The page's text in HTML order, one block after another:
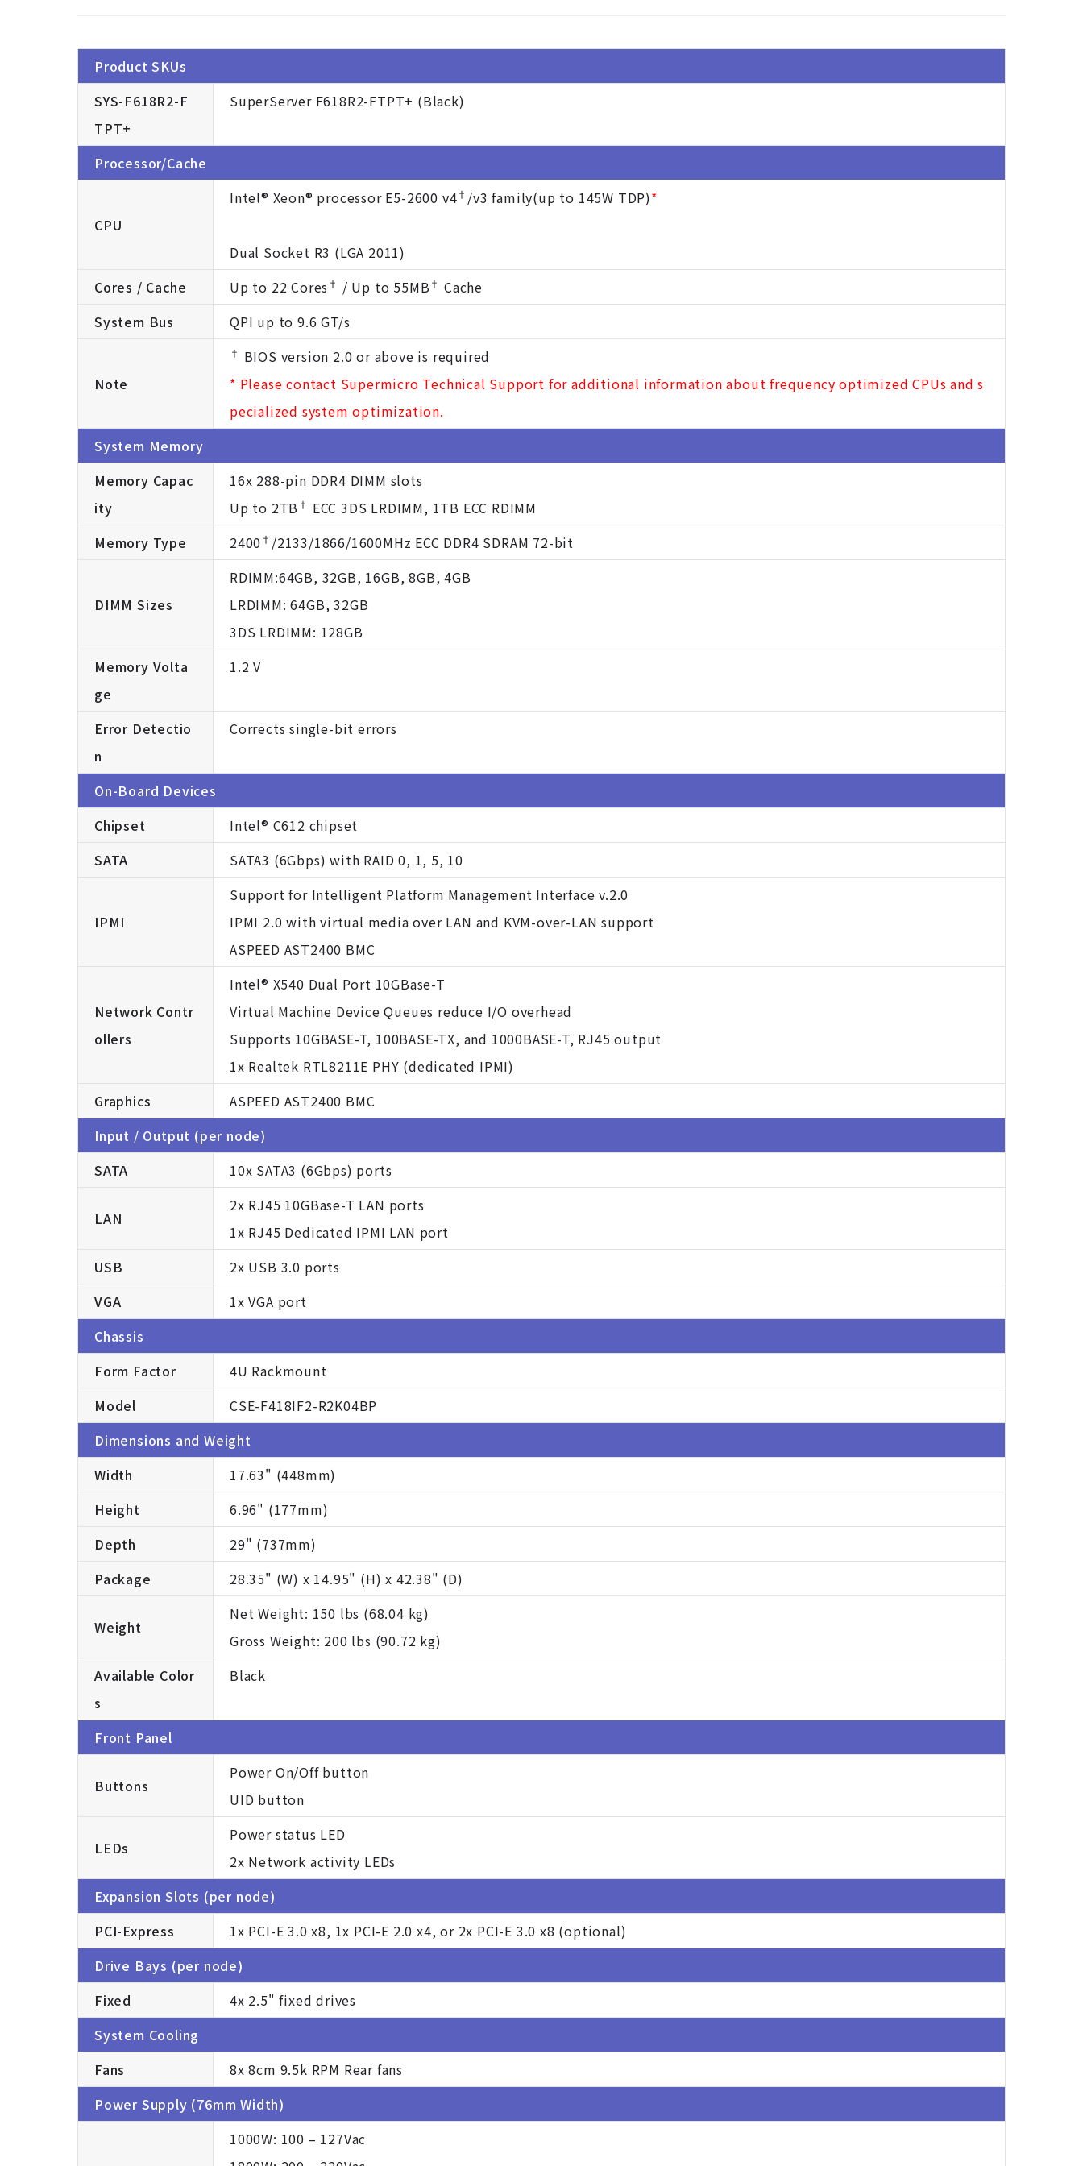
Product SKUs
SYS-F618R2-F
TPT+
SuperServer F618R2-FTPT+ (Black)
Processor/Cache
CPU
Intel® Xeon® processor E5-2600 v4† /v3 family(up to 145W TDP)*
Dual Socket R3 (LGA 2011)
Cores / Cache
Up to 22 Cores † / Up to 55MB † Cache
System Bus
QPI up to 9.6 GT/s
Note
† BIOS version 2.0 or above is required
* Please contact Supermicro Technical Support for additional information about frequency optimized CPUs and s
pecialized system optimization.
System Memory
Memory Capac
ity
16x 288-pin DDR4 DIMM slots
Up to 2TB † ECC 3DS LRDIMM, 1TB ECC RDIMM
Memory Type
2400 † /2133/1866/1600MHz ECC DDR4 SDRAM 72-bit
DIMM Sizes
RDIMM:64GB, 32GB, 16GB, 8GB, 4GB
LRDIMM: 64GB, 32GB
3DS LRDIMM: 128GB
Memory Volta
ge
1.2 V
Error Detectio
n
Corrects single-bit errors
On-Board Devices
Chipset
Intel® C612 chipset
SATA
SATA3 (6Gbps) with RAID 0, 1, 5, 10
IPMI
Support for Intelligent Platform Management Interface v.2.0
IPMI 2.0 with virtual media over LAN and KVM-over-LAN support
ASPEED AST2400 BMC
Network Contr
ollers
Intel® X540 Dual Port 10GBase-T
Virtual Machine Device Queues reduce I/O overhead
Supports 10GBASE-T, 100BASE-TX, and 1000BASE-T, RJ45 output
1x Realtek RTL8211E PHY (dedicated IPMI)
Graphics
ASPEED AST2400 BMC
Input / Output (per node)
SATA
10x SATA3 (6Gbps) ports
LAN
2x RJ45 10GBase-T LAN ports
1x RJ45 Dedicated IPMI LAN port
USB
2x USB 3.0 ports
VGA
1x VGA port
Chassis
Form Factor
4U Rackmount
Model
CSE-F418IF2-R2K04BP
Dimensions and Weight
Width
17.63" (448mm)
Height
6.96" (177mm)
Depth
29" (737mm)
Package
28.35" (W) x 14.95" (H) x 42.38" (D)
Weight
Net Weight: 150 lbs (68.04 kg)
Gross Weight: 200 lbs (90.72 kg)
Available Color
s
Black
Front Panel
Buttons
Power On/Off button
UID button
LEDs
Power status LED
2x Network activity LEDs
Expansion Slots (per node)
PCI-Express
1x PCI-E 3.0 x8, 1x PCI-E 2.0 x4, or 2x PCI-E 3.0 x8 (optional)
Drive Bays (per node)
Fixed
4x 2.5" fixed drives
System Cooling
Fans
8x 8cm 9.5k RPM Rear fans
Power Supply (76mm Width)
1000W: 100 – 127Vac